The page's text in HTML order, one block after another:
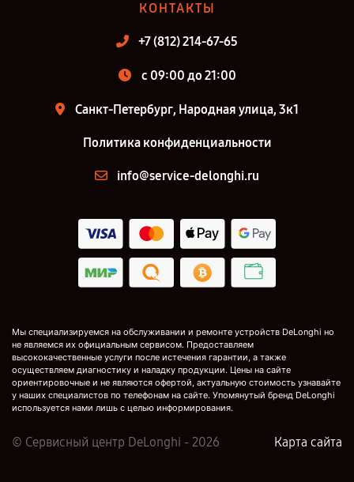
КОНТАКТЫ
+7 (812) 214-67-65
c 09:00 до 21:00
Санкт-Петербург, Народная улица, 3к1
Политика конфиденциальности
info@service-delonghi.ru
Мы специализируемся на обслуживании и ремонте устройств DeLonghi но
не являемся их официальным сервисом. Предоставляем
высококачественные услуги после истечения гарантии, а также
осуществляем диагностику и наладку продукции. Цены на сайте
ориентировочные и не являются офертой, актуальную стоимость узнавайте
у наших специалистов по телефонам на сайте. Упомянутый бренд DeLonghi
используется нами лишь с целью информирования.
© Сервисный центр DeLonghi - 2026 Карта сайта